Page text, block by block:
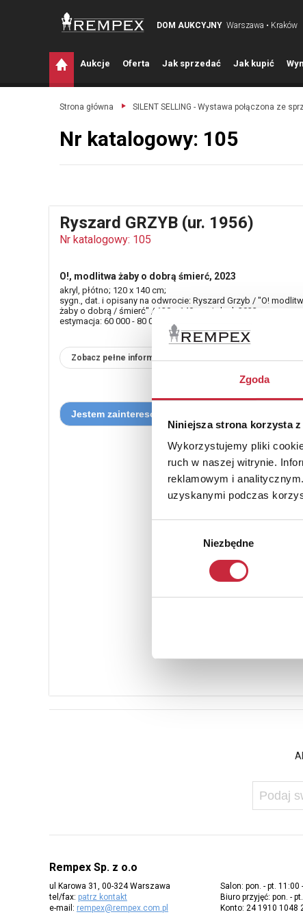
Zgoda
Niniejsza strona korzysta
Wykorzystujemy pliki
ruch w naszej witrynie.
reklamowym i
uzyskanymi podczas
Niezbędne
DOM AUKCYJNY Warszawa • Kraków
Aukcje Oferta Jak sprzedać Jak kupić W
Strona główna SILENT SELLING - Wystawa połączona ze
Nr katalogowy: 105
Ryszard GRZYB (ur. 1956)
Nr katalogowy: 105
O!, modlitwa żaby o dobrą śmierć, 2023
akryl, płótno; 120 x 140 cm;
sygn., dat. i opisany na odwrocie: Ryszard Grzyb / "O!
żaby o dobrą / śmierć" / 120 x 140 cm / akryl, 2023.
estymacja: 60 000 - 80 000 zł
Zobacz pełne informacje
Rempex Sp. z o.o
ul Karowa 31, 00-324 Warszawa
tel/fax: patrz kontakt
e-mail: rempex@rempex.com.pl
Salon: pon. - pt. 11:00
Biuro przyjęć: pon. -
Konto: 24 1910 1048